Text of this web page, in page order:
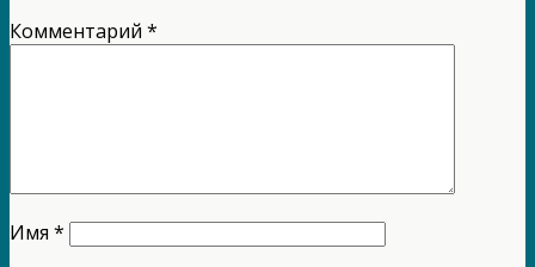
Комментарий *
Имя *